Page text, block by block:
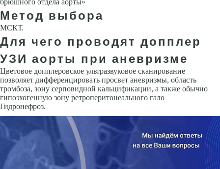
брюшного отдела аорты»
Метод выбора
МСКТ.
Для чего проводят допплер
УЗИ аорты при аневризме
Цветовое допплеровское ультразвуковое сканирование
позволяет диф­ференцировать просвет аневризмы, область
тромбоза, зону серповидной кальцификации, а также обычно
гипоэхогенную зону ретроперитонеального гало
Гидронефроз.